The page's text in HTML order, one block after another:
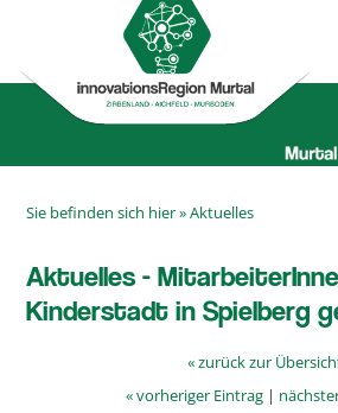
Sie befinden sich hier »Aktuelles
Aktuelles -
Kinderstadt in Spielberg
« zurück zur
« vorheriger Eintrag |